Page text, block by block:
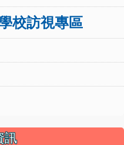
校訪視專區
訊